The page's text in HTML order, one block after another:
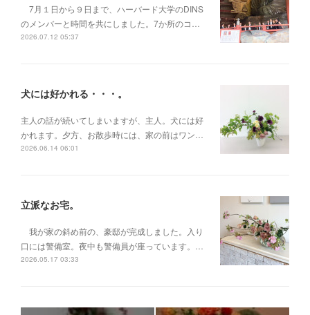
7月１日から９日まで、ハーバード大学のDINS
のメンバーと時間を共にしました。7か所のコ…
2026.07.12 05:37
犬には好かれる・・・。
主人の話が続いてしまいますが、主人。犬には好
かれます。夕方、お散歩時には、家の前はワン…
2026.06.14 06:01
立派なお宅。
我が家の斜め前の、豪邸が完成しました。入り
口には警備室。夜中も警備員が座っています。…
2026.05.17 03:33